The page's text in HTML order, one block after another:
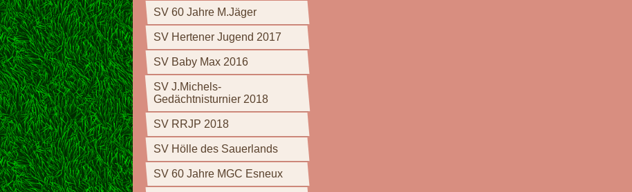
SV 60 Jahre M.Jäger
SV Hertener Jugend 2017
SV Baby Max 2016
SV J.Michels-
Gedächtnisturnier 2018
SV RRJP 2018
SV Hölle des Sauerlands
SV 60 Jahre MGC Esneux